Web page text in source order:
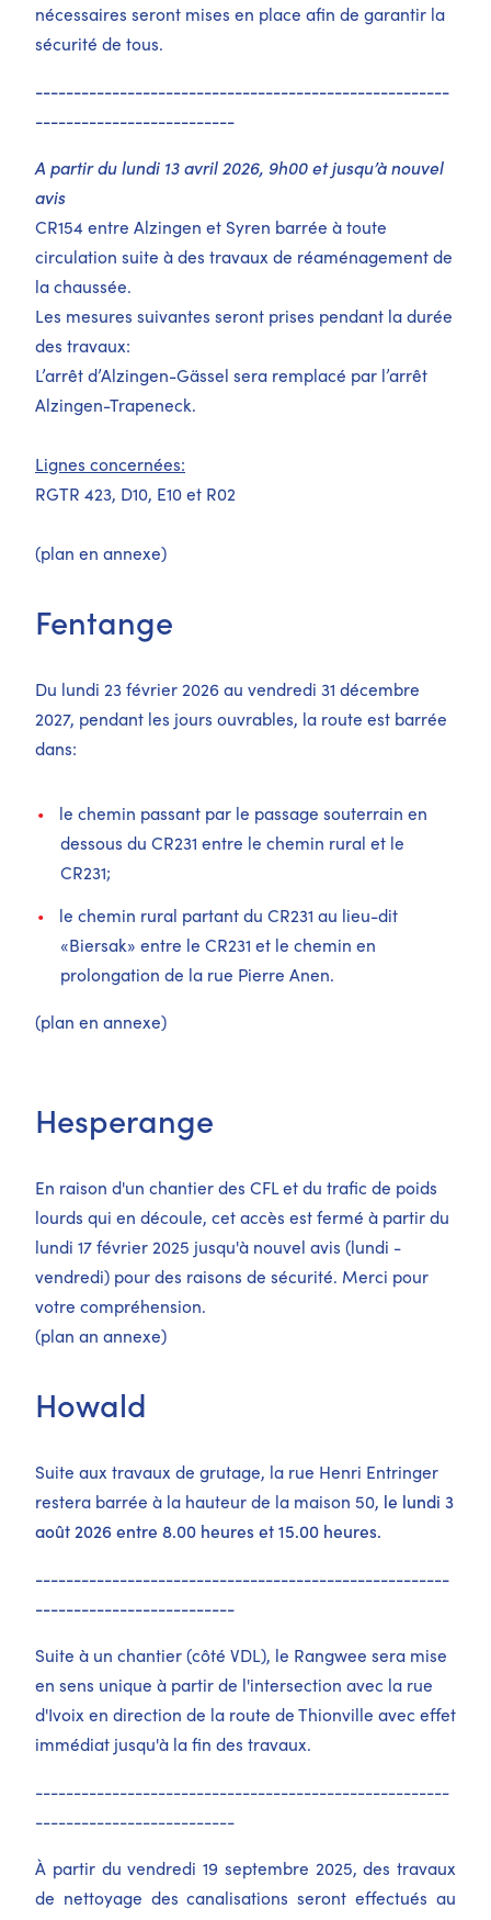
nécessaires seront mises en place afin de garantir la
sécurité de tous.
------------------------------------------------------
--------------------------
A partir du lundi 13 avril 2026, 9h00 et jusqu’à nouvel
avis
CR154 entre Alzingen et Syren barrée à toute
circulation suite à des travaux de réaménagement de
la chaussée.
Les mesures suivantes seront prises pendant la durée
des travaux:
L’arrêt d’Alzingen-Gässel sera remplacé par l’arrêt
Alzingen-Trapeneck.
Lignes concernées:
RGTR 423, D10, E10 et R02
(plan en annexe)
Fentange
Du lundi 23 février 2026 au vendredi 31 décembre
2027, pendant les jours ouvrables, la route est barrée
dans:
le chemin passant par le passage souterrain en
dessous du CR231 entre le chemin rural et le
CR231;
le chemin rural partant du CR231 au lieu-dit
«Biersak» entre le CR231 et le chemin en
prolongation de la rue Pierre Anen.
(plan en annexe)
Hesperange
En raison d'un chantier des CFL et du trafic de poids
lourds qui en découle, cet accès est fermé à partir du
lundi 17 février 2025 jusqu'à nouvel avis (lundi -
vendredi) pour des raisons de sécurité. Merci pour
votre compréhension.
(plan an annexe)
Howald
Suite aux travaux de grutage, la rue Henri Entringer
restera barrée à la hauteur de la maison 50, le lundi 3
août 2026 entre 8.00 heures et 15.00 heures.
------------------------------------------------------
--------------------------
Suite à un chantier (côté VDL), le Rangwee sera mise
en sens unique à partir de l'intersection avec la rue
d'Ivoix en direction de la route de Thionville avec effet
immédiat jusqu'à la fin des travaux.
------------------------------------------------------
--------------------------
À partir du vendredi 19 septembre 2025, des travaux
de nettoyage des canalisations seront effectués au